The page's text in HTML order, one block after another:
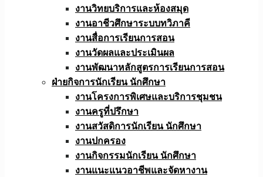
งานวิทยบริการและห้องสมุด
งานอาชีวศึกษาระบบทวิภาคี
งานสื่อการเรียนการสอน
งานวัดผลและประเมินผล
งานพัฒนาหลักสูตรการเรียนการสอน
ฝ่ายกิจการนักเรียน นักศึกษา
งานโครงการพิเศษและบริการชุมชน
งานครูที่ปรึกษา
งานสวัสดิการนักเรียน นักศึกษา
งานปกครอง
งานกิจกรรมนักเรียน นักศึกษา
งานแนะแนวอาชีพและจัดหางาน